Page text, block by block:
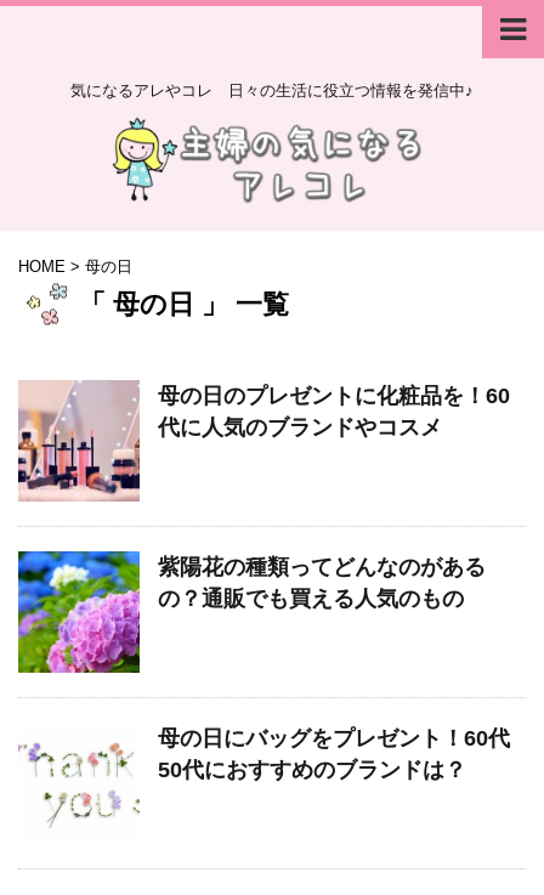
気になるアレやコレ 日々の生活に役立つ情報を発信中♪
HOME > 母の日
「 母の日 」 一覧
母の日のプレゼントに化粧品を！60
代に人気のブランドやコスメ
紫陽花の種類ってどんなのがある
の？通販でも買える人気のもの
母の日にバッグをプレゼント！60代
50代におすすめのブランドは？